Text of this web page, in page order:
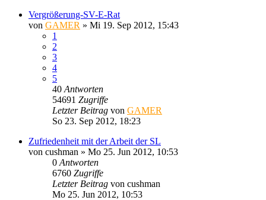
Vergrößerung-SV-E-Rat
von GAMER » Mi 19. Sep 2012, 15:43
1
2
3
4
5
40 Antworten
54691 Zugriffe
Letzter Beitrag von GAMER
So 23. Sep 2012, 18:23
Zufriedenheit mit der Arbeit der SL
von cushman » Mo 25. Jun 2012, 10:53
0 Antworten
6760 Zugriffe
Letzter Beitrag von cushman
Mo 25. Jun 2012, 10:53